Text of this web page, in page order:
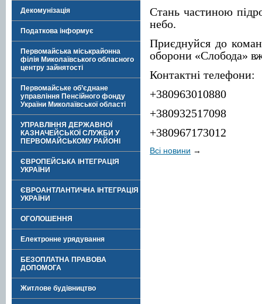
Декомунізація
Податкова інформує
Первомайська міськрайонна
філія Миколаївського обласного
центру зайнятості
Первомайське об’єднане
управління Пенсійного фонду
України Миколаївської області
УПРАВЛІННЯ ДЕРЖАВНОЇ
КАЗНАЧЕЙСЬКОЇ СЛУЖБИ У
ПЕРВОМАЙСЬКОМУ РАЙОНІ
ЄВРОПЕЙСЬКА ІНТЕГРАЦІЯ
УКРАЇНИ
ЄВРОАНТЛАНТИЧНА ІНТЕГРАЦІЯ
УКРАЇНИ
ОГОЛОШЕННЯ
Електронне урядування
БЕЗОПЛАТНА ПРАВОВА
ДОПОМОГА
Житлове будівництво
Стань частиною
небо.
Приєднуйся до
оборони «Слобода»
Контактні телефони:
+380963010880
+380932517098
+380967173012
Всі новини →